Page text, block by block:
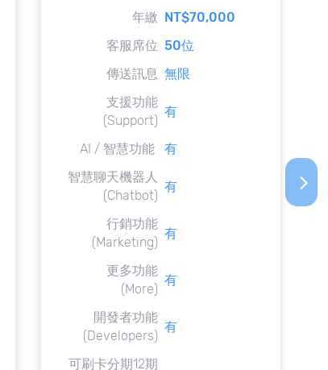
年繳 NT$70,000
客服席位 50位
傳送訊息 無限
支援功能
(Support)
有
AI / 智慧功能
有
智慧聊天機器人
(Chatbot)
有
行銷功能
(Marketing)
有
更多功能
(More)
有
開發者功能
(Developers)
有
可刷卡分期12期
arrow_forward_ios